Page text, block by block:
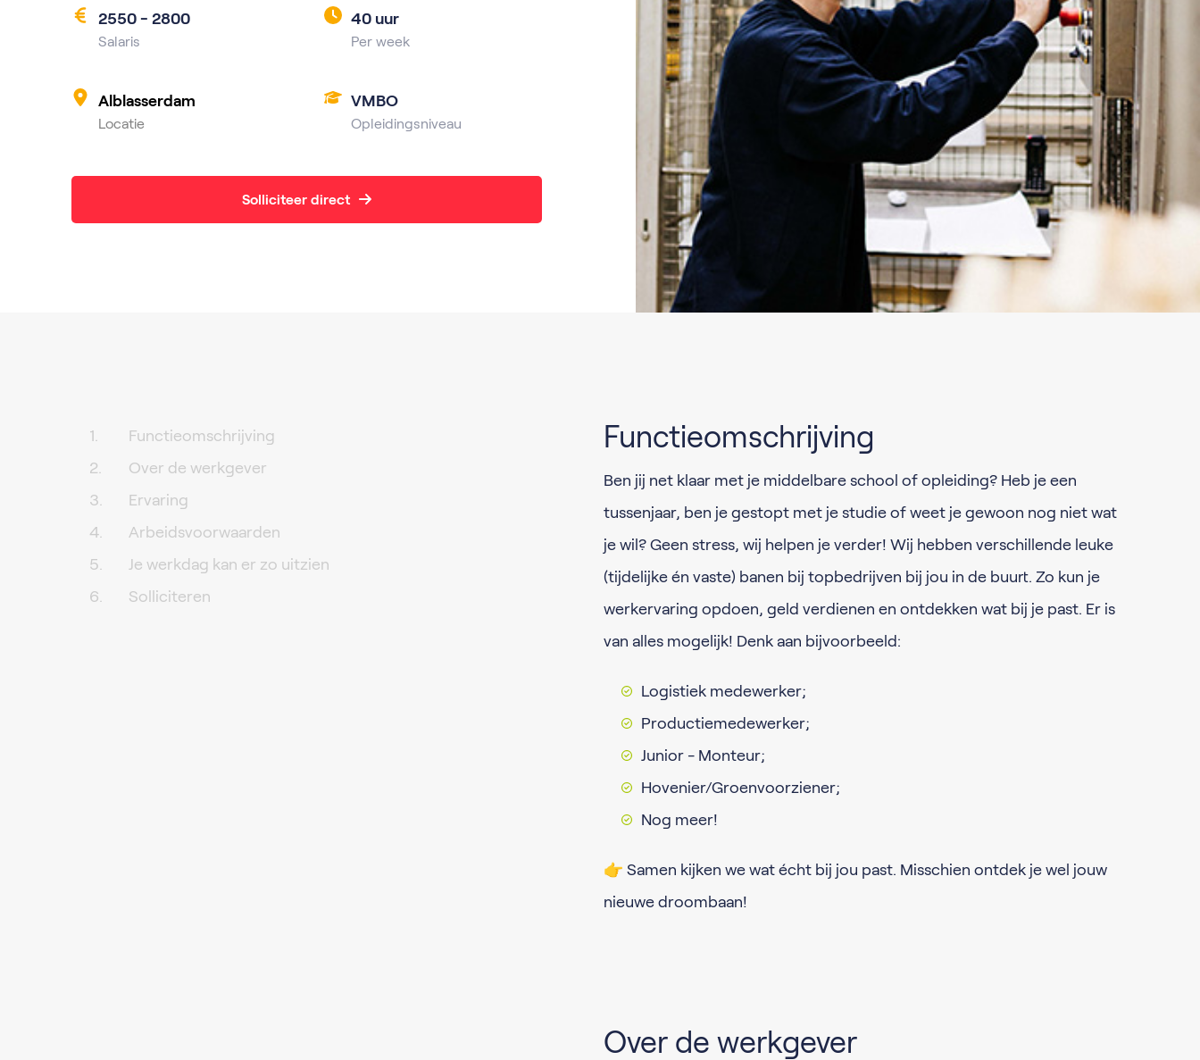
2550 - 2800
Salaris
40 uur
Per week
Alblasserdam
Locatie
VMBO
Opleidingsniveau
Solliciteer direct
Functieomschrijving
Over de werkgever
Ervaring
Arbeidsvoorwaarden
Je werkdag kan er zo uitzien
Solliciteren
Functieomschrijving
Ben jij net klaar met je middelbare school of opleiding? Heb je een
tussenjaar, ben je gestopt met je studie of weet je gewoon nog niet wat
je wil? Geen stress, wij helpen je verder! Wij hebben verschillende leuke
(tijdelijke én vaste) banen bij topbedrijven bij jou in de buurt. Zo kun je
werkervaring opdoen, geld verdienen en ontdekken wat bij je past. Er is
van alles mogelijk! Denk aan bijvoorbeeld:
Logistiek medewerker;
Productiemedewerker;
Junior - Monteur;
Hovenier/Groenvoorziener;
Nog meer!
👉 Samen kijken we wat écht bij jou past. Misschien ontdek je wel jouw
nieuwe droombaan!
Over de werkgever